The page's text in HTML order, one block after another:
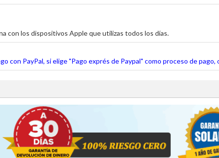
con los dispositivos Apple que utilizas todos los días.
con PayPal, si elige "Pago exprés de Paypal" como proceso de